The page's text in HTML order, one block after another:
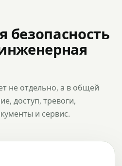
безопасность
не отдельно, а в общей
доступ, тревоги,
и сервис.